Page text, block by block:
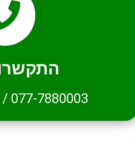
077-7880003
/